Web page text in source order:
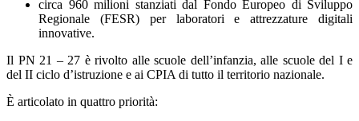
circa 960 milioni stanziati dal Fondo Europeo di Sviluppo
Regionale (FESR) per laboratori e attrezzature digitali
innovative.
Il PN 21 – 27 è rivolto alle scuole dell’infanzia, alle scuole del I e
del II ciclo d’istruzione e ai CPIA di tutto il territorio nazionale.
È articolato in quattro priorità: